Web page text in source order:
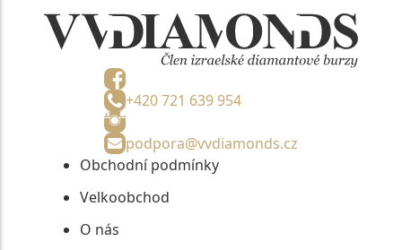
+420 721 639 954
podpora@vvdiamonds.cz
Obchodní podmínky
Velkoobchod
O nás